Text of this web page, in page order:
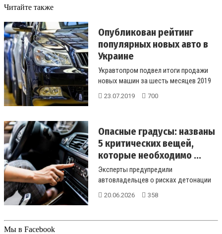
Читайте также
Опубликован рейтинг
популярных новых авто в
Украине
Укравтопром подвел итоги продажи
новых машин за шесть месяцев 2019
года. Больше всего украинцы покуп...
23.07.2019 700
Опасные градусы: названы
5 критических вещей,
которые необходимо ...
Эксперты предупредили
автовладельцев о рисках детонации
бытовых предметов ...
20.06.2026 358
Мы в Facebook